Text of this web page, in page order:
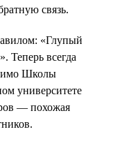
связь.
«Глупый
Теперь всегда
Школы
университете
— похожая